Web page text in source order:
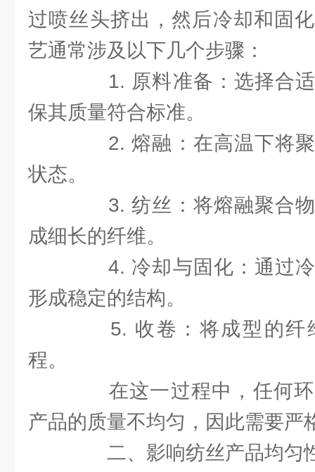
过喷丝头挤出，然后冷却和固
艺通常涉及以下几个步骤：
1. 原料准备：选择合适
保其质量符合标准。
2. 熔融：在高温下将聚
状态。
3. 纺丝：将熔融聚合物
成细长的纤维。
4. 冷却与固化：通过冷
形成稳定的结构。
5. 收卷：将成型的纤
程。
在这一过程中，任何环
产品的质量不均匀，因此需要严
二、影响纺丝产品均匀